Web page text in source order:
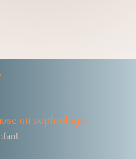
ou sophrologie